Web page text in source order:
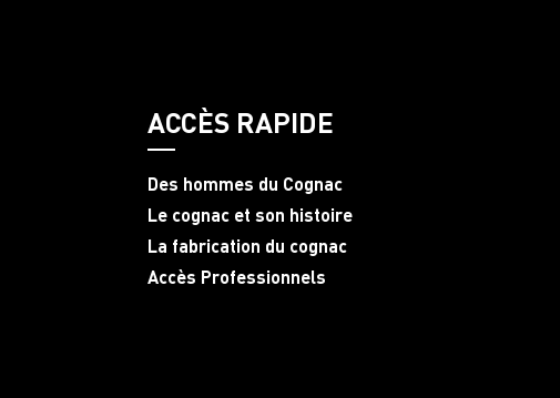
ACCÈS RAPIDE
Des hommes du Cognac
Le cognac et son histoire
La fabrication du cognac
Accès Professionnels